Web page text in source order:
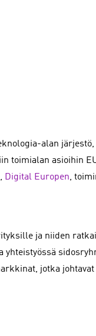
alan järjestö,
toimialan asioihin
Digital Europen,
ja niiden
yhteistyössä
jotka johtavat